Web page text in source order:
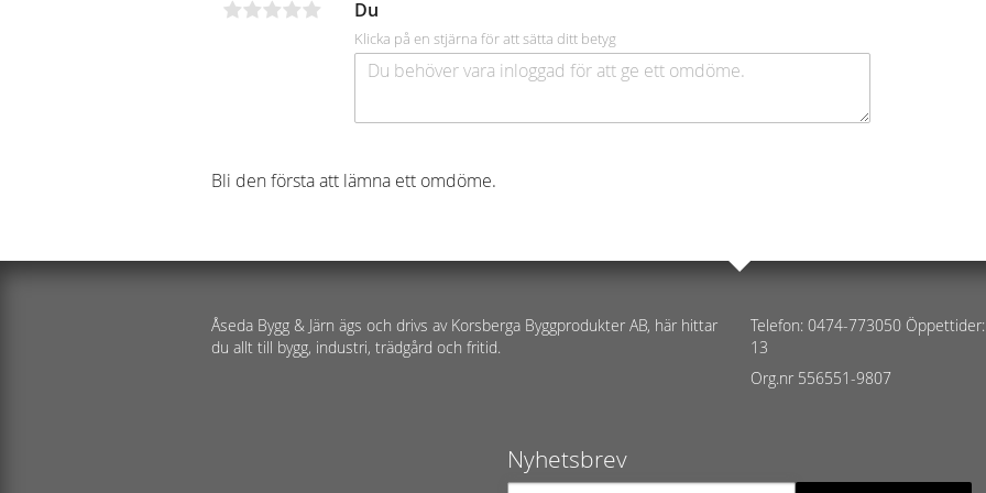
Du
Klicka på en stjärna för att sätta ditt betyg
Bli den första att lämna ett omdöme.
Åseda Bygg & Järn ägs och drivs av Korsberga Byggprodukter AB, här hittar
du allt till bygg, industri, trädgård och fritid.
Telefon: 0474-773050
13
Org.nr 556551-9807
Nyhetsbrev